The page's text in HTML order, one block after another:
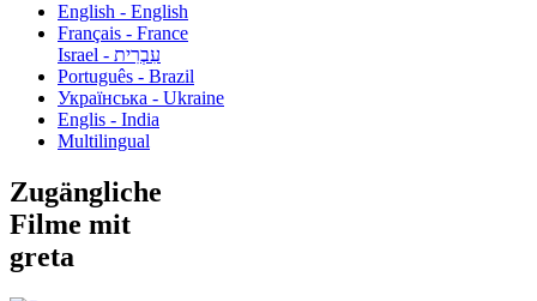
English - English
Français - France
עִבְרִית - Israel
Português - Brazil
Українська - Ukraine
Englis - India
Multilingual
Zugängliche
Filme mit
greta